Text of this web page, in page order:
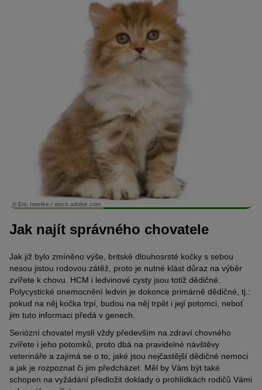
© Eric Isselée / stock.adobe.com
Jak najít správného chovatele
Jak již bylo zmíněno výše, britské dlouhosrsté kočky s sebou
nesou jistou rodovou zátěž, proto je nutné klást důraz na výběr
zvířete k chovu. HCM i ledvinové cysty jsou totiž dědičné.
Polycystické onemocnění ledvin je dokonce primárně dědičné, tj.:
pokud na něj kočka trpí, budou na něj trpět i její potomci, neboť
jim tuto informaci předá v genech.
Seriózní chovatel myslí vždy především na zdraví chovného
zvířete i jeho potomků, proto dbá na pravidelné návštěvy
veterináře a zajímá se o to, jaké jsou nejčastější dědičné nemoci
a jak je rozpoznat či jim předcházet. Měl by Vám být také
schopen na vyžádání předložit doklady o prohlídkách rodičů Vámi